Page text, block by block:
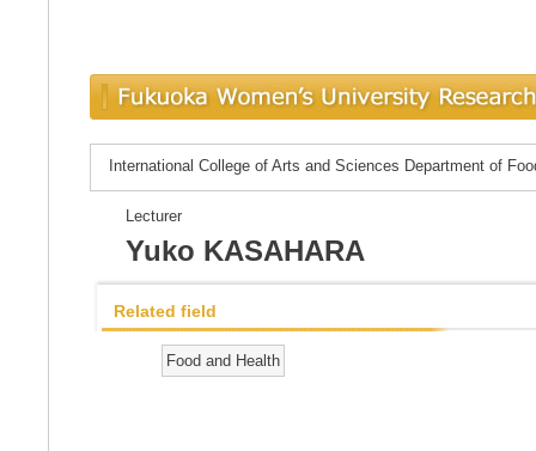
International College of Arts and Sciences Department of
Lecturer
Yuko KASAHARA
Related field
Food and Health